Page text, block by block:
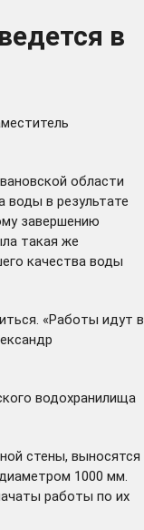
в
области
воды в результате
завершению
такая же
качества воды
«Работы идут в
водохранилища
стены, выносятся
1000 мм.
работы по их